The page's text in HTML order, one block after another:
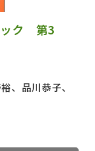
ック 第3
、品川恭子、